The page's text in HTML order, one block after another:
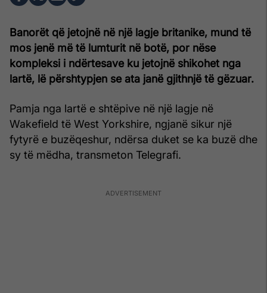
Banorët që jetojnë në një lagje britanike, mund të
mos jenë më të lumturit në botë, por nëse
kompleksi i ndërtesave ku jetojnë shikohet nga
lartë, lë përshtypjen se ata janë gjithnjë të gëzuar.
Pamja nga lartë e shtëpive në një lagje në
Wakefield të West Yorkshire, ngjanë sikur një
fytyrë e buzëqeshur, ndërsa duket se ka buzë dhe
sy të mëdha, transmeton Telegrafi.